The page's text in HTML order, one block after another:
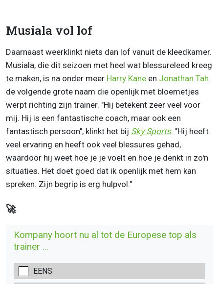
Musiala vol lof
Daarnaast weerklinkt niets dan lof vanuit de kleedkamer.
Musiala, die dit seizoen met heel wat blessureleed kreeg
te maken, is na onder meer Harry Kane en Jonathan Tah
de volgende grote naam die openlijk met bloemetjes
werpt richting zijn trainer. "Hij betekent zeer veel voor
mij. Hij is een fantastische coach, maar ook een
fantastisch persoon", klinkt het bij Sky Sports. "Hij heeft
veel ervaring en heeft ook veel blessures gehad,
waardoor hij weet hoe je je voelt en hoe je denkt in zo'n
situaties. Het doet goed dat ik openlijk met hem kan
spreken. Zijn begrip is erg hulpvol."
🚀
Kompany hoort nu al tot de Europese top als
trainer ...
EENS